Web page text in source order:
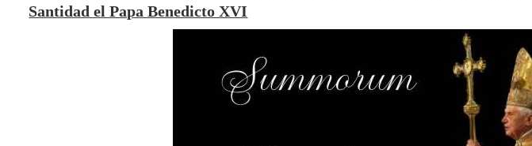
Santidad el Papa Benedicto XVI